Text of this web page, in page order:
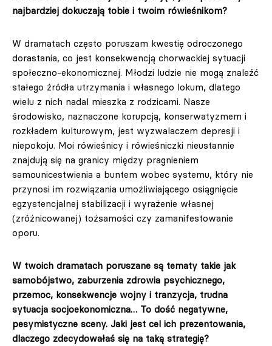
najbardziej dokuczają tobie i twoim rówieśnikom?
W dramatach często poruszam kwestię odroczonego
dorastania, co jest konsekwencją chorwackiej sytuacji
społeczno-ekonomicznej. Młodzi ludzie nie mogą znaleźć
stałego źródła utrzymania i własnego lokum, dlatego
wielu z nich nadal mieszka z rodzicami. Nasze
środowisko, naznaczone korupcją, konserwatyzmem i
rozkładem kulturowym, jest wyzwalaczem depresji i
niepokoju. Moi rówieśnicy i rówieśniczki nieustannie
znajdują się na granicy między pragnieniem
samounicestwienia a buntem wobec systemu, który nie
przynosi im rozwiązania umożliwiającego osiągnięcie
egzystencjalnej stabilizacji i wyrażenie własnej
(zróżnicowanej) tożsamości czy zamanifestowanie
oporu.
W twoich dramatach poruszane są tematy takie jak
samobójstwo, zaburzenia zdrowia psychicznego,
przemoc, konsekwencje wojny i tranzycja, trudna
sytuacja socjoekonomiczna… To dość negatywne,
pesymistyczne sceny. Jaki jest cel ich prezentowania,
dlaczego zdecydowałaś się na taką strategię?